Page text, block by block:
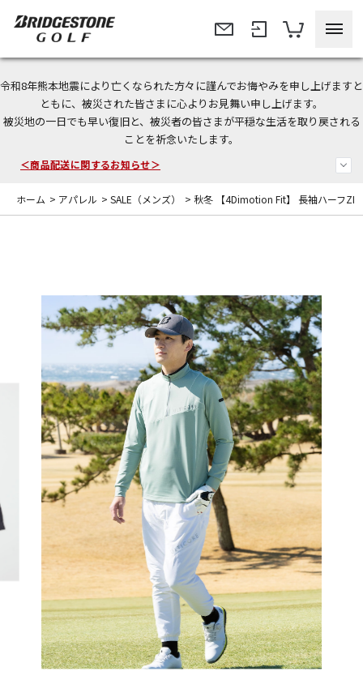
令和8年熊本地震により亡くなられた方々に謹んでお悔やみを申し上げますと
ともに、被災された皆さまに心よりお見舞い申し上げます。
被災地の一日でも早い復旧と、被災者の皆さまが平穏な生活を取り戻される
ことを祈念いたします。
今なら新規会員登録で1,000円OFFクーポンプレゼント！
＜商品配送に関するお知らせ＞
＜夏季休暇中のご注文・発送・お問い合わせ＞
ホーム > アパレル > SALE（メンズ） > 秋冬 【4Dimotion Fit】 長袖ハーフ